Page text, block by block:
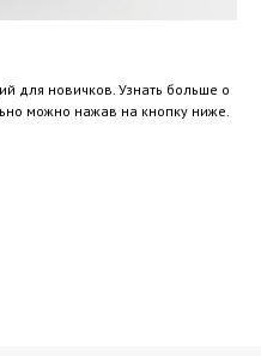
для новичков. Узнать больше о
можно нажав на кнопку ниже.